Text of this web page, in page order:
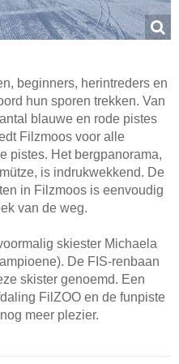
beginners, herintreders en
hun sporen trekken. Van
blauwe en rode pistes
Filzmoos voor alle
pistes. Het bergpanorama,
is indrukwekkend. De
in Filzmoos is eenvoudig
van de weg.
skiester Michaela
De FIS-renbaan
skister genoemd. Een
FilZOO en de funpiste
meer plezier.